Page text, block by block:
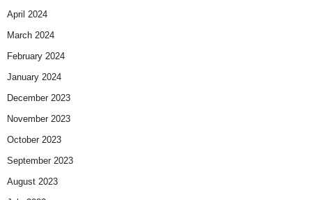
April 2024
March 2024
February 2024
January 2024
December 2023
November 2023
October 2023
September 2023
August 2023